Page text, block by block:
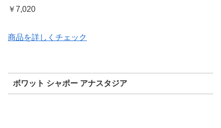
￥7,020
商品を詳しくチェック
ボワット シャポー アナスタジア